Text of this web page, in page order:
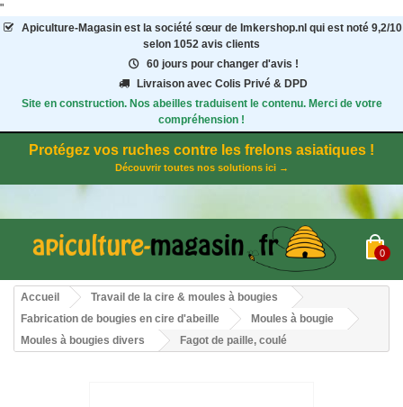
"
Apiculture-Magasinest la société sœur de Imkershop.nl qui est noté 9,2/10
selon 1052 avis clients
60 jours pour changer d'avis !
Livraison avec Colis Privé & DPD
Site en construction. Nos abeilles traduisent le contenu. Merci de votre
compréhension !
Protégez vos ruches contre les frelons asiatiques !
Découvrir toutes nos solutions ici →
0
Accueil
Travail de la cire & moules à bougies
Fabrication de bougies en cire d'abeille
Moules à bougie
Moules à bougies divers
Fagot de paille, coulé